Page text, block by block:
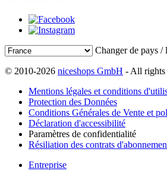
Changer de pays /
© 2010-2026 niceshops GmbH - All rights
Mentions légales et conditions
Protection des Données
Conditions Générales de Vente et
Déclaration d'accessibilité
Paramètres de confidentialité
Résiliation des contrats
Entreprise